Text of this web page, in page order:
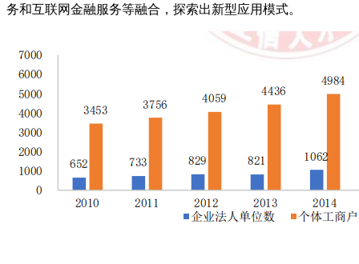
务和互联网金融服务等融合，探索出新型应用模式。